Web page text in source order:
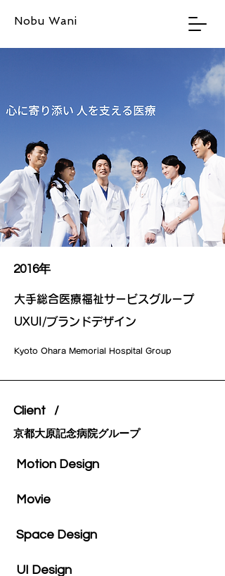
Nobu Wani
2016年
大手総合医療福祉サービスグループ
UXUI/ブランドデザイン
Kyoto Ohara Memorial Hospital Group
Client /
京都大原記念病院グループ
Motion Design
Movie
Space Design
UI Design